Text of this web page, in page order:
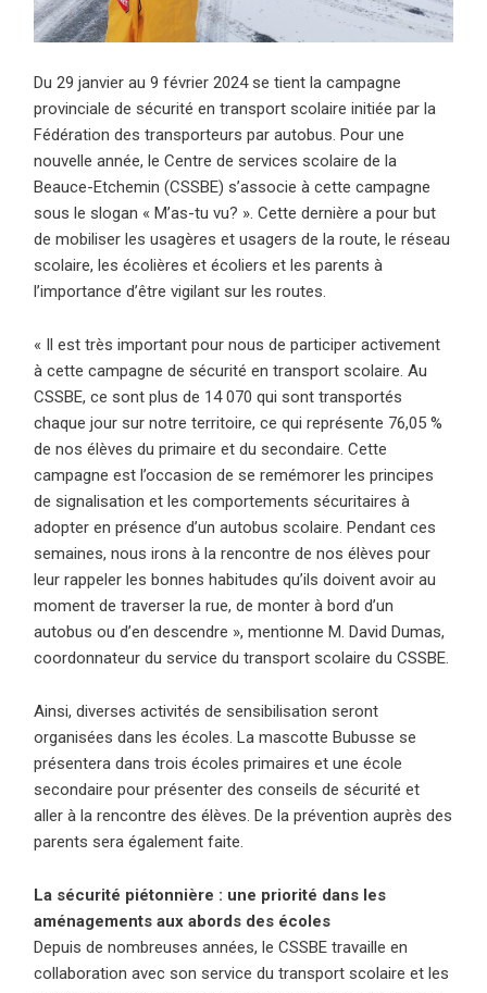
Du 29 janvier au 9 février 2024 se tient la campagne
provinciale de sécurité en transport scolaire initiée par la
Fédération des transporteurs par autobus.Pour une
nouvelle année, le Centre de services scolaire de la
Beauce-Etchemin (CSSBE) s’associe à cette campagne
sous le slogan « M’as-tu vu? ». Cette dernière a pour but
de mobiliser les usagères et usagers de la route, le réseau
scolaire, les écolières et écoliers et les parents à
l’importance d’être vigilant sur les routes.
« Il est très important pour nous de participer activement
à cette campagne de sécurité en transport scolaire. Au
CSSBE, ce sont plus de 14 070 qui sont transportés
chaque jour sur notre territoire, ce qui représente 76,05 %
de nos élèves du primaire et du secondaire. Cette
campagne est l’occasion de se remémorer les principes
de signalisation et les comportements sécuritaires à
adopter en présence d’un autobus scolaire. Pendant ces
semaines, nous irons à la rencontre de nos élèves pour
leur rappeler les bonnes habitudes qu’ils doivent avoir au
moment de traverser la rue, de monter à bord d’un
autobus ou d’en descendre », mentionne M. David Dumas,
coordonnateur du service du transport scolaire du CSSBE.
Ainsi, diverses activités de sensibilisation seront
organisées dans les écoles. La mascotte Bubusse se
présentera dans trois écoles primaires et une école
secondaire pour présenter des conseils de sécurité et
aller à la rencontre des élèves. De la prévention auprès des
parents sera également faite.
La sécurité piétonnière : une priorité dans les
aménagements aux abords des écoles
Depuis de nombreuses années, le CSSBE travaille en
collaboration avec son service du transport scolaire et les